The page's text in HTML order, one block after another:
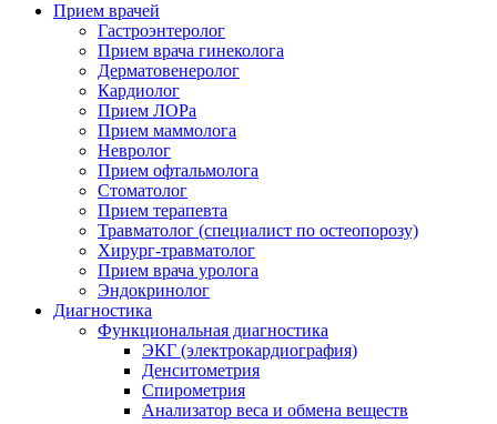
Прием врачей
Гастроэнтеролог
Прием врача гинеколога
Дерматовенеролог
Кардиолог
Прием ЛОРа
Прием маммолога
Невролог
Прием офтальмолога
Стоматолог
Прием терапевта
Травматолог (специалист по остеопорозу)
Хирург-травматолог
Прием врача уролога
Эндокринолог
Диагностика
Функциональная диагностика
ЭКГ (электрокардиография)
Денситометрия
Спирометрия
Анализатор веса и обмена веществ